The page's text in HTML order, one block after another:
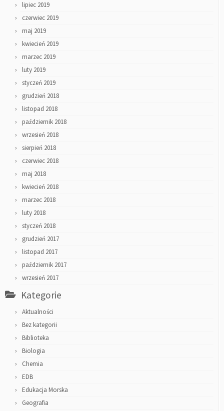
lipiec 2019
czerwiec 2019
maj 2019
kwiecień 2019
marzec 2019
luty 2019
styczeń 2019
grudzień 2018
listopad 2018
październik 2018
wrzesień 2018
sierpień 2018
czerwiec 2018
maj 2018
kwiecień 2018
marzec 2018
luty 2018
styczeń 2018
grudzień 2017
listopad 2017
październik 2017
wrzesień 2017
Kategorie
Aktualności
Bez kategorii
Biblioteka
Biologia
Chemia
EDB
Edukacja Morska
Geografia